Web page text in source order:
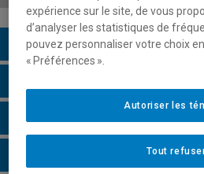
Description du cours
Horaire - Automne 2026
expérience sur le site, de vous
d’analyser les statistiques de
pouvez personnaliser votre choix
« Préférences ».
Tout
Autoriser les